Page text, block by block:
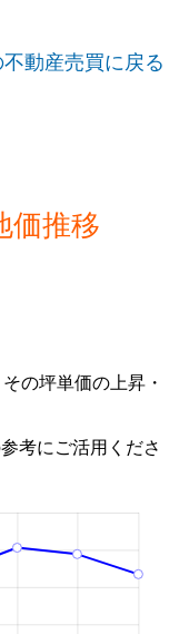
動産売買に戻る
価推移
の坪単価の上昇・
考にご活用くださ